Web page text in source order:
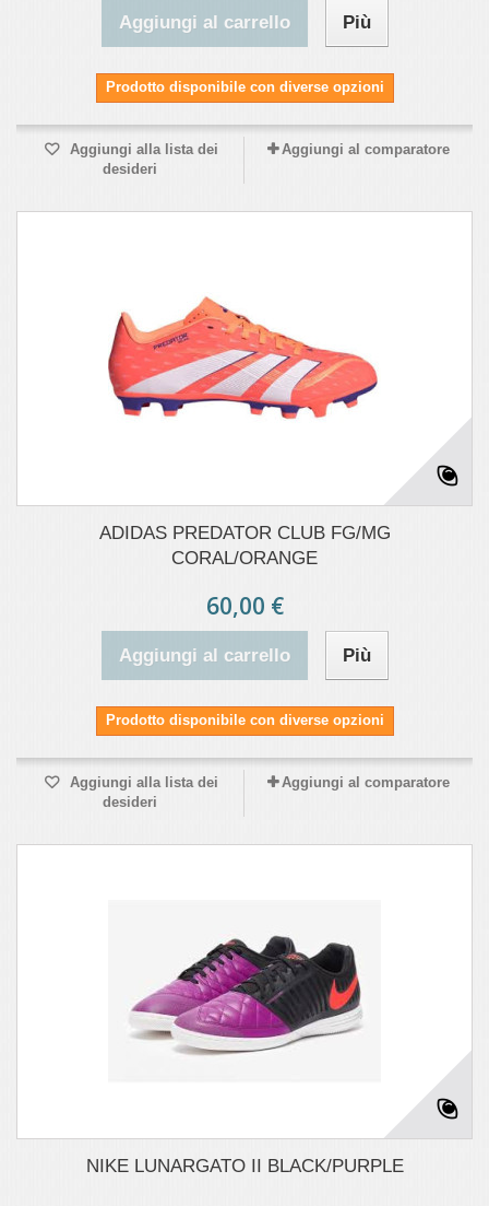
Aggiungi al carrello Più
Prodotto disponibile con diverse opzioni
Aggiungi alla lista dei
desideri
Aggiungi al comparatore
ADIDAS PREDATOR CLUB FG/MG
CORAL/ORANGE
60,00 €
Aggiungi al carrello Più
Prodotto disponibile con diverse opzioni
Aggiungi alla lista dei
desideri
Aggiungi al comparatore
NIKE LUNARGATO II BLACK/PURPLE